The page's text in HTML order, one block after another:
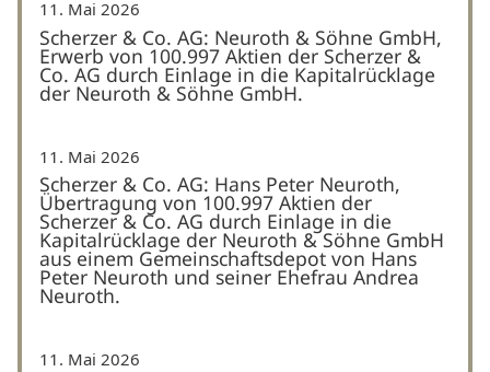
11. Mai 2026
Scherzer & Co. AG: Neuroth & Söhne GmbH,
Erwerb von 100.997 Aktien der Scherzer &
Co. AG durch Einlage in die Kapitalrücklage
der Neuroth & Söhne GmbH.
11. Mai 2026
Scherzer & Co. AG: Hans Peter Neuroth,
Übertragung von 100.997 Aktien der
Scherzer & Co. AG durch Einlage in die
Kapitalrücklage der Neuroth & Söhne GmbH
aus einem Gemeinschaftsdepot von Hans
Peter Neuroth und seiner Ehefrau Andrea
Neuroth.
11. Mai 2026